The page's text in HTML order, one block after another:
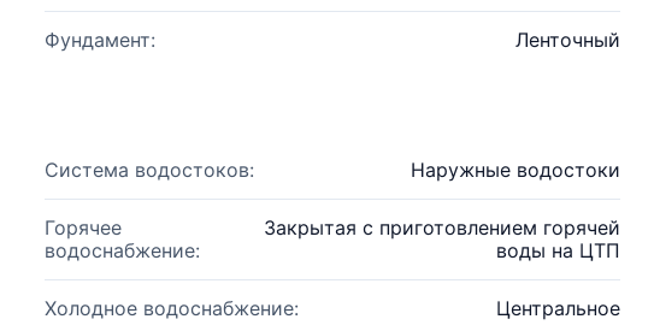
Фундамент: Ленточный
Система водостоков: Наружные водостоки
Горячее
водоснабжение:
Закрытая с приготовлением горячей
воды на ЦТП
Холодное водоснабжение: Центральное